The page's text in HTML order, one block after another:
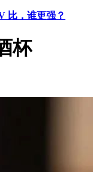
比，谁更强？
杯